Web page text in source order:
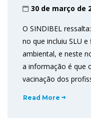
30 de março de
O SINDIBEL
no que incluiu SLU
ambiental, e neste
a informação é que
vacinação dos
Read More